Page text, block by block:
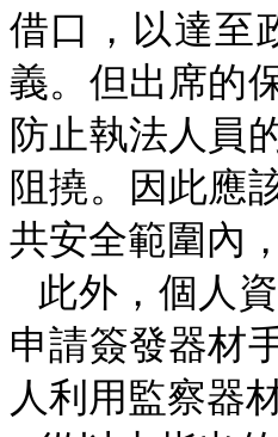
借口，以達至
義。但出席的
防止執法人員
阻撓。因此應
共安全範圍內
此外，個人
申請簽發器材
人利用監察器